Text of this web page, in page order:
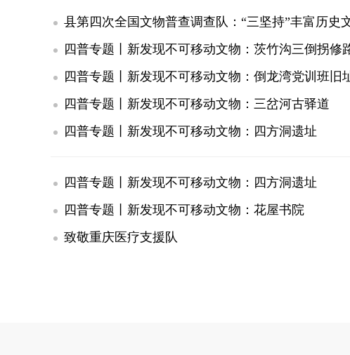
县第四次全国文物普查调查队：“三坚持”丰富历史
四普专题丨新发现不可移动文物：茨竹沟三倒拐修
四普专题丨新发现不可移动文物：倒龙湾党训班旧
四普专题丨新发现不可移动文物：三岔河古驿道
四普专题丨新发现不可移动文物：四方洞遗址
四普专题丨新发现不可移动文物：四方洞遗址
四普专题丨新发现不可移动文物：花屋书院
致敬重庆医疗支援队